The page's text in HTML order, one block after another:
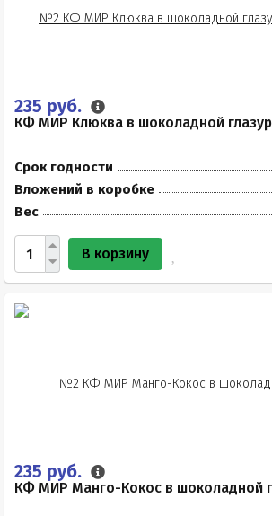
235 руб.
КФ МИР Клюква в шоколадной
Срок годности
Вложений в коробке
Вес
В корзину
235 руб.
КФ МИР Манго-Кокос в шоколадной